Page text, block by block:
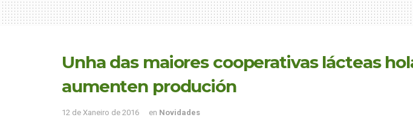
Unha das maiores cooperativas lácteas
aumenten produción
12 de Xaneiro de 2016 en Novidades